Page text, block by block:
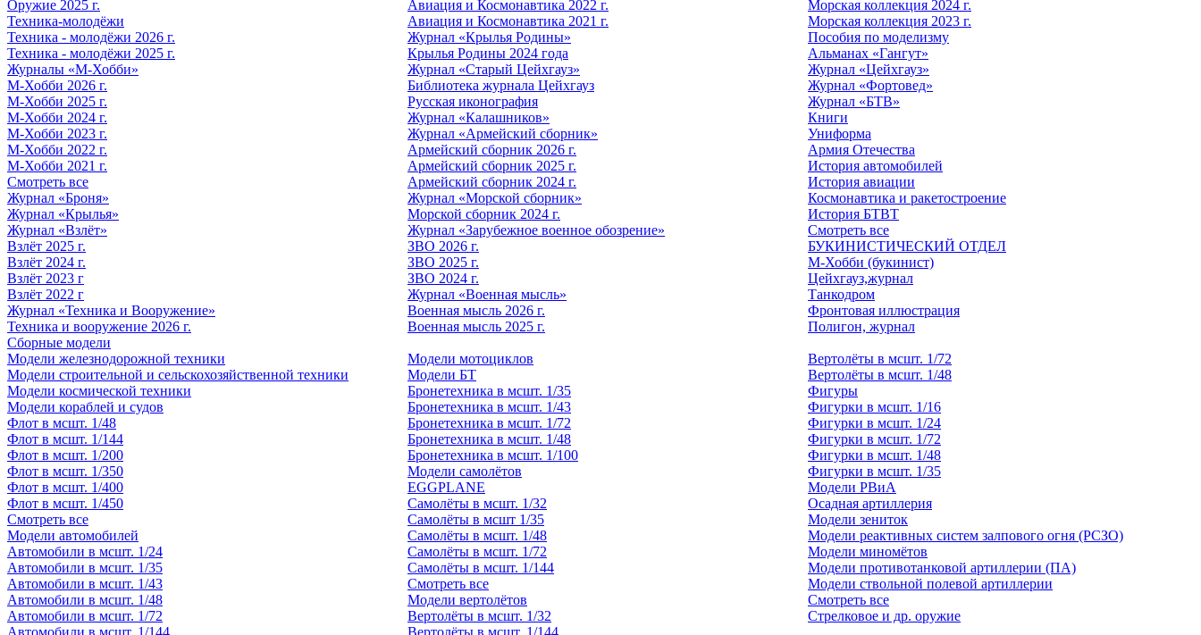
Оружие 2025 г.
Техника-молодёжи
Техника - молодёжи 2026 г.
Техника - молодёжи 2025 г.
Журналы «М-Хобби»
М-Хобби 2026 г.
М-Хобби 2025 г.
М-Хобби 2024 г.
М-Хобби 2023 г.
М-Хобби 2022 г.
М-Хобби 2021 г.
Смотреть все
Журнал «Броня»
Журнал «Крылья»
Журнал «Взлёт»
Взлёт 2025 г.
Взлёт 2024 г.
Взлёт 2023 г
Взлёт 2022 г
Журнал «Техника и Вооружение»
Техника и вооружение 2026 г.
Авиация и Космонавтика 2022 г.
Авиация и Космонавтика 2021 г.
Журнал «Крылья Родины»
Крылья Родины 2024 года
Журнал «Старый Цейхгауз»
Библиотека журнала Цейхгауз
Русская иконография
Журнал «Калашников»
Журнал «Армейский сборник»
Армейский сборник 2026 г.
Армейский сборник 2025 г.
Армейский сборник 2024 г.
Журнал «Морской сборник»
Морской сборник 2024 г.
Журнал «Зарубежное военное обозрение»
ЗВО 2026 г.
ЗВО 2025 г.
ЗВО 2024 г.
Журнал «Военная мысль»
Военная мысль 2026 г.
Военная мысль 2025 г.
Морская коллекция 2024 г.
Морская коллекция 2023 г.
Пособия по моделизму
Альманах «Гангут»
Журнал «Цейхгауз»
Журнал «Фортовед»
Журнал «БТВ»
Книги
Униформа
Армия Отечества
История автомобилей
История авиации
Космонавтика и ракетостроение
История БТВТ
Смотреть все
БУКИНИСТИЧЕСКИЙ ОТДЕЛ
М-Хобби (букинист)
Цейхгауз,журнал
Танкодром
Фронтовая иллюстрация
Полигон, журнал
Сборные модели
Модели железнодорожной техники
Модели строительной и сельскохозяйственной техники
Модели космической техники
Модели кораблей и судов
Флот в мсшт. 1/48
Флот в мсшт. 1/144
Флот в мсшт. 1/200
Флот в мсшт. 1/350
Флот в мсшт. 1/400
Флот в мсшт. 1/450
Смотреть все
Модели автомобилей
Автомобили в мсшт. 1/24
Автомобили в мсшт. 1/35
Автомобили в мсшт. 1/43
Автомобили в мсшт. 1/48
Автомобили в мсшт. 1/72
Автомобили в мсшт. 1/144
Модели мотоциклов
Модели БТ
Бронетехника в мсшт. 1/35
Бронетехника в мсшт. 1/43
Бронетехника в мсшт. 1/72
Бронетехника в мсшт. 1/48
Бронетехника в мсшт. 1/100
Модели самолётов
EGGPLANE
Самолёты в мсшт. 1/32
Самолёты в мсшт 1/35
Самолёты в мсшт. 1/48
Самолёты в мсшт. 1/72
Самолёты в мсшт. 1/144
Смотреть все
Модели вертолётов
Вертолёты в мсшт. 1/32
Вертолёты в мсшт. 1/144
Вертолёты в мсшт. 1/72
Вертолёты в мсшт. 1/48
Фигуры
Фигурки в мсшт. 1/16
Фигурки в мсшт. 1/24
Фигурки в мсшт. 1/72
Фигурки в мсшт. 1/48
Фигурки в мсшт. 1/35
Модели РВиА
Осадная артиллерия
Модели зениток
Модели реактивных систем залпового огня (РСЗО)
Модели миномётов
Модели противотанковой артиллерии (ПА)
Модели ствольной полевой артиллерии
Смотреть все
Стрелковое и др. оружие